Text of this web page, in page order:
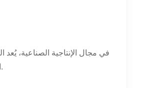
في مجال الإنتاجية الصناعية، يُعد
الدقة والسرعة لتكوين اللبنات الأساسية للبنية التحتية الحديثة، يعد تحسين العمليات التشغيلية أمراً ضرورياً.